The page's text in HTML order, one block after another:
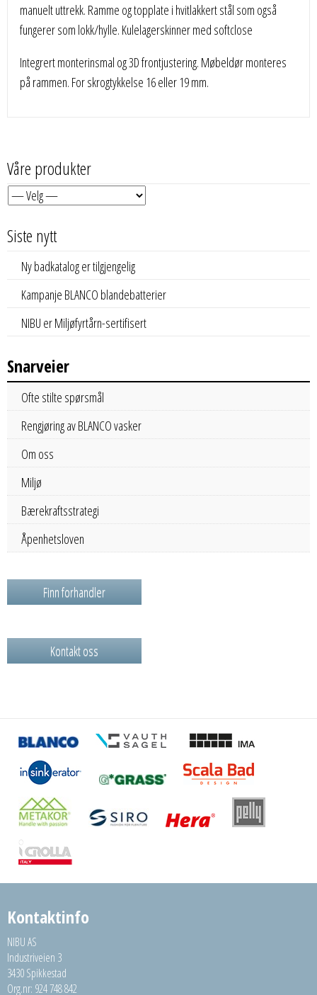
manuelt uttrekk. Ramme og topplate i hvitlakkert stål som også
fungerer som lokk/hylle. Kulelagerskinner med softclose
Integrert monterinsmal og 3D frontjustering. Møbeldør monteres
på rammen. For skrogtykkelse 16 eller 19 mm.
Våre produkter
Siste nytt
Ny badkatalog er tilgjengelig
Kampanje BLANCO blandebatterier
NIBU er Miljøfyrtårn-sertifisert
Snarveier
Ofte stilte spørsmål
Rengjøring av BLANCO vasker
Om oss
Miljø
Bærekraftsstrategi
Åpenhetsloven
Finn forhandler
Kontakt oss
Kontaktinfo
NIBU AS
Industriveien 3
3430 Spikkestad
Org.nr: 924 748 842